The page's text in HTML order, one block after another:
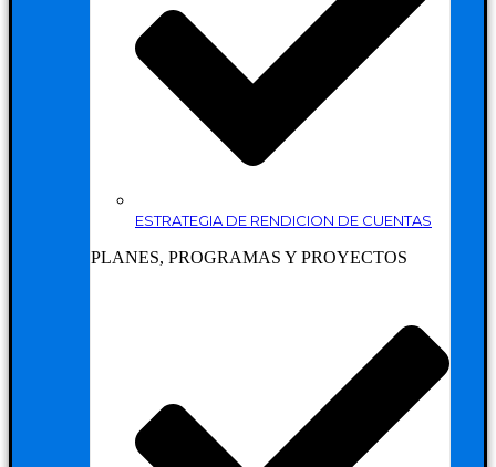
ESTRATEGIA DE RENDICION DE CUENTAS
PLANES, PROGRAMAS Y PROYECTOS